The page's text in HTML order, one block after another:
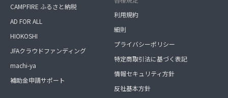
CAMPFIRE ふるさと納税
AD FOR ALL
HIOKOSHI
JFAクラウドファンディング
machi-ya
補助金申請サポート
利用規約
細則
プライバシーポリシー
特定商取引法に基づく表記
情報セキュリティ方針
反社基本方針